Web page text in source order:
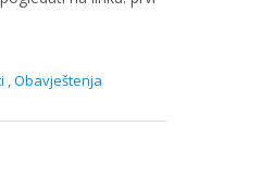
,Obavještenja